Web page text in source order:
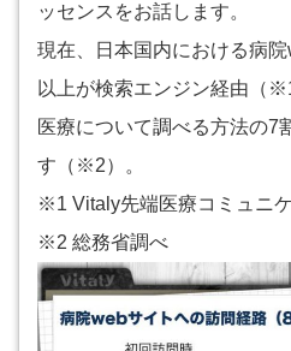
ッセンスをお話します。
現在、日本国内における病
以上が検索エンジン経由（
医療について調べる方法の7
す（※2）。
※1 Vitaly先端医療コミュニ
※2 総務省調べ